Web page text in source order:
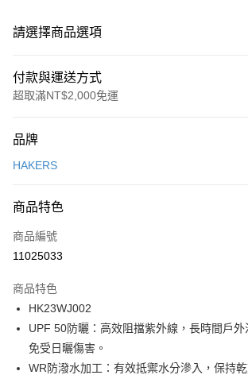
請選擇商品選項
付款與運送方式
超取滿NT$2,000免運
信用卡一次付款
Apple Pay
街口支付
ATM付款
運送方式
一般全家取貨
品牌
HAKERS
商品特色
商品編號
11025033
商品特色
HK23WJ002
UPF 50防曬：高效阻擋紫外線，長時間戶
免受日曬傷害。
WR防潑水加工：有效抵禦水分滲入，保持